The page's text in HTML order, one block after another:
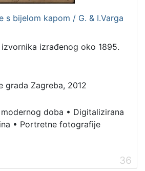
s bijelom kapom / G. & I.Varga
izrađenog oko 1895.
grada Zagreba, 2012
doba • Digitalizirana
• Portretne fotografije
36